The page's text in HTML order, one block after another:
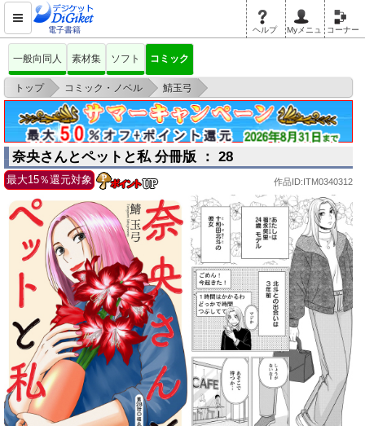
電子書籍 ヘルプ Myメニュ コーナー
一般向同人 素材集 ソフト コミック
トップ > コミック・ノベル > 鯖玉弓
>
奈央さんとペットと私 分冊版 ： 28
奈央さんとペットと私 分冊版 ： 28
最大15％還元対象 作品ID:ITM0340312